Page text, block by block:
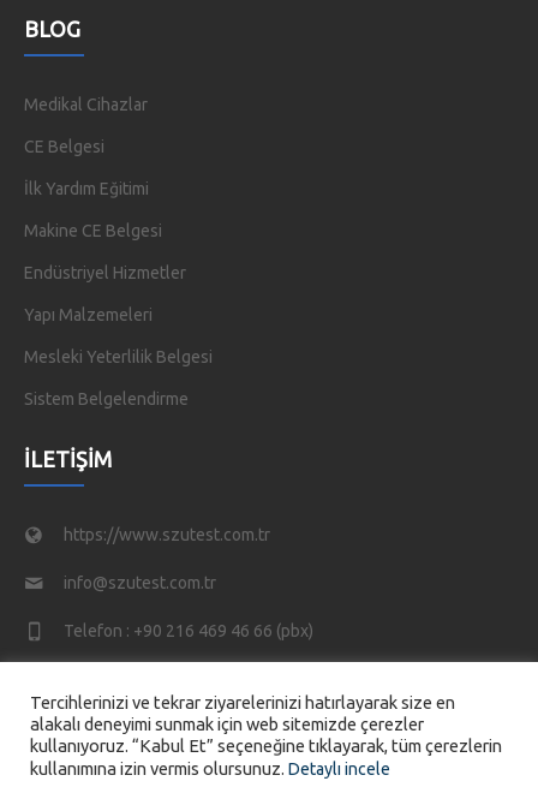
BLOG
Medikal Cihazlar
CE Belgesi
İlk Yardım Eğitimi
Makine CE Belgesi
Endüstriyel Hizmetler
Yapı Malzemeleri
Mesleki Yeterlilik Belgesi
Sistem Belgelendirme
İLETIŞIM
https://www.szutest.com.tr
info@szutest.com.tr
Telefon : +90 216 469 46 66 (pbx)
İstanbul TÜRKİYE
Tercihlerinizi ve tekrar ziyarelerinizi hatırlayarak size en
alakalı deneyimi sunmak için web sitemizde çerezler
kullanıyoruz. “Kabul Et” seçeneğine tıklayarak, tüm çerezlerin
kullanımına izin vermis olursunuz. Detaylı incele